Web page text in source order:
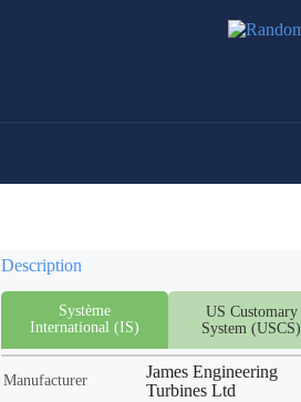
Description
Système
International (IS)
US Customary
System (USCS)
Manufacturer
James Engineering
Turbines Ltd